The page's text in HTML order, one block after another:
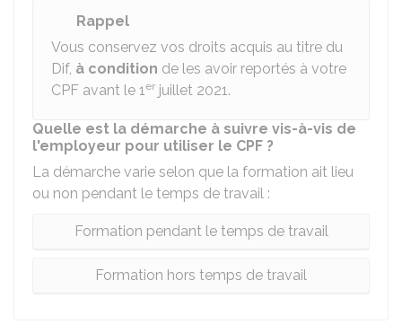
Rappel
Vous conservez vos droits acquis au titre du
Dif, à condition de les avoir reportés à votre
CPF avant le 1er juillet 2021.
Quelle est la démarche à suivre vis-à-vis de
l'employeur pour utiliser le CPF ?
La démarche varie selon que la formation ait lieu
ou non pendant le temps de travail :
Formation pendant le temps de travail
Formation hors temps de travail